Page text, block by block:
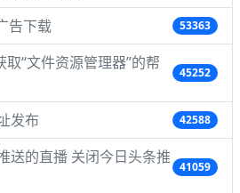
告下载 53363
“文件资源管理器”的帮
45252
发布 42588
送的直播 关闭今日头条推
41059